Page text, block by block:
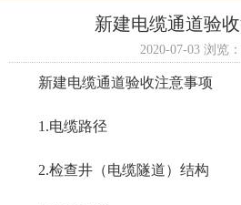
新建电缆通道验
2020-07-03 浏览：
新建电缆通道验收注意事项
1.电缆路径
2.检查井（电缆隧道）结构